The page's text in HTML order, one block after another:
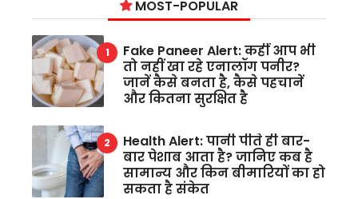
MOST-POPULAR
Fake Paneer Alert: कहीं आप भी
तो नहीं खा रहे एनालॉग पनीर?
जानें कैसे बनता है, कैसे पहचानें
और कितना सुरक्षित है
Health Alert: पानी पीते ही बार-
बार पेशाब आता है? जानिए कब है
सामान्य और किन बीमारियों का हो
सकता है संकेत